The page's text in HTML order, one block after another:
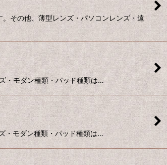
その他、薄型レンズ・パソコンレンズ・遠
モダン種類・パッド種類は…
モダン種類・パッド種類は…